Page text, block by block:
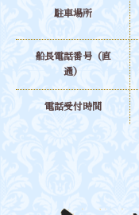
駐車場所
船長電話番号（直
通）
電話受付時間